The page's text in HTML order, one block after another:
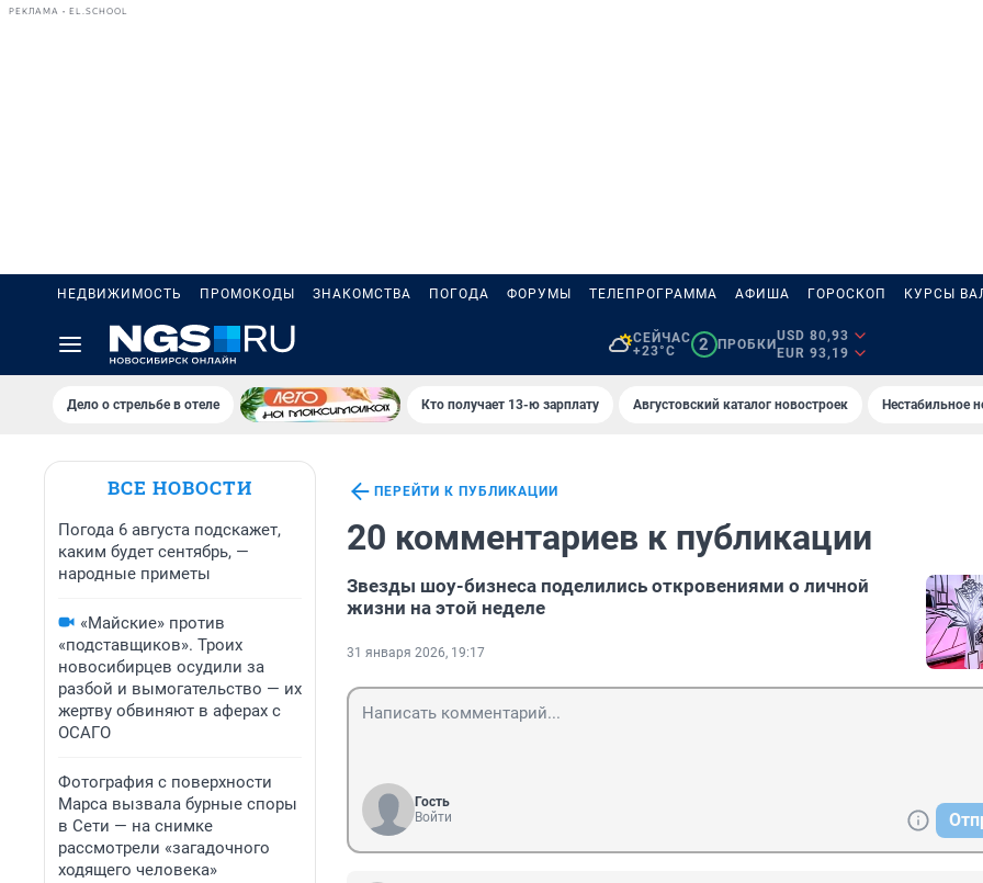
РЕКЛАМА • EL.SCHOOL
НЕДВИЖИМОСТЬ ПРОМОКОДЫ ЗНАКОМСТВА ПОГОДА ФОРУМЫ ТЕЛЕПРОГРАММА АФИША ГОРОСКОП КУРСЫ
СЕЙЧАС
+23°C
2 ПРОБКИ
USD 80,93
EUR 93,19
Дело о стрельбе в отеле Кто получает 13-ю зарплату Августовский каталог новостроек Нестабильное
ВСЕ НОВОСТИ
Погода 6 августа подскажет,
каким будет сентябрь, —
народные приметы
«Майские» против
«подставщиков». Троих
новосибирцев осудили за
разбой и вымогательство — их
жертву обвиняют в аферах с
ОСАГО
Фотография с поверхности
Марса вызвала бурные споры
в Сети — на снимке
рассмотрели «загадочного
ходящего человека»
ПЕРЕЙТИ К ПУБЛИКАЦИИ
20 комментариев к публикации
Звезды шоу-бизнеса поделились откровениями о личной
жизни на этой неделе
31 января 2026, 19:17
Гость
Войти